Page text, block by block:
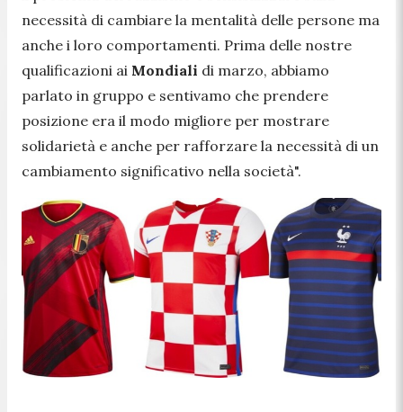
necessità di cambiare la mentalità delle persone ma
anche i loro comportamenti. Prima delle nostre
qualificazioni ai Mondiali di marzo, abbiamo
parlato in gruppo e sentivamo che prendere
posizione era il modo migliore per mostrare
solidarietà e anche per rafforzare la necessità di un
cambiamento significativo nella società".